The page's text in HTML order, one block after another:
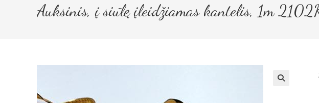
Auksinis, į siūlę įleidžiamas kantelis, 1m